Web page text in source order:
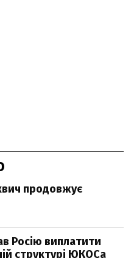
продовжує
Росію виплатити
структурі ЮКОСа